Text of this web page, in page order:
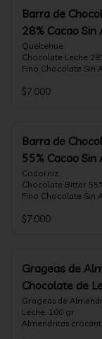
Barra de
28% Cacao
Queltehue.
Chocolate Leche
Fino Chocolate Sin
aterciopelado de
$7.000
Barra de
55% Cacao
Codorniz.
Chocolate Bitter
Fino Chocolate Sin
aterciopelado de
$7.000
Grageas de
Chocolate de
Grageas de
Leche. 100 gr
Almendritas